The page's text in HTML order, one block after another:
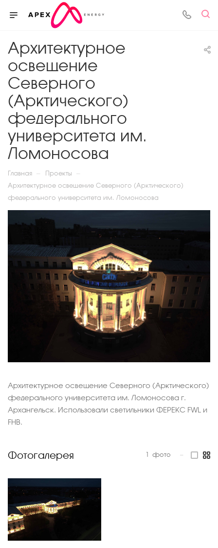
Архитектурное
освещение
Северного
(Арктического)
федерального
университета им.
Ломоносова
Главная — Проекты —
Архитектурное освещение Северного (Арктического)
федерального университета им. Ломоносова
Архитектурное освещение Северного (Арктического)
федерального университета им. Ломоносова г.
Архангельск. Использовали светильники ФЕРЕКС FWL и
FHB.
Фотогалерея 1 фото —